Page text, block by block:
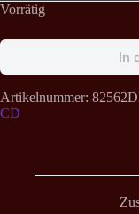
Vorrätig
In
Artikelnummer:
CD